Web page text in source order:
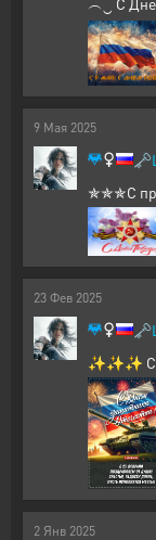
9 Мая 2025
🗝️
✯✯✯С
23 Фев 2025
🗝️
✨✨✨ С
2 Янв 2025